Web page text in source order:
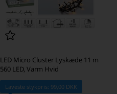
LED Micro Cluster Lyskæde 11 m
560 LED, Varm Hvid
Laveste stykpris: 99,00 DKK